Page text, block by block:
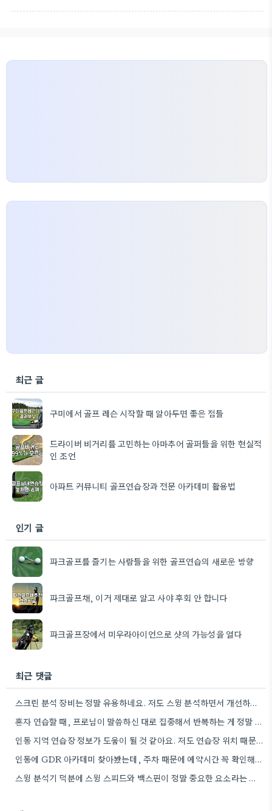
최근 글
구미에서 골프 레슨 시작할 때 알아두면 좋은 점들
드라이버 비거리를 고민하는 아마추어 골퍼들을 위한 현실적
인 조언
아파트 커뮤니티 골프연습장과 전문 아카데미 활용법
인기 글
파크골프를 즐기는 사람들을 위한 골프연습의 새로운 방향
파크골프채, 이거 제대로 알고 사야 후회 안 합니다
파크골프장에서 미우라아이언으로 샷의 가능성을 열다
최근 댓글
스크린 분석 장비는 정말 유용하네요. 저도 스윙 분석하면서 개선하는 데 도움이 많이 됐어요.
혼자 연습할 때, 프로님이 말씀하신 대로 집중해서 반복하는 게 정말 중요하네요. 연습량이 많다고 해서 무조건…
인동 지역 연습장 정보가 도움이 될 것 같아요. 저도 연습장 위치 때문에 고민이 많았거든요.
인동에 GDR 아카데미 찾아봤는데, 주차 때문에 예약시간 꼭 확인해야겠네요.
스윙 분석기 덕분에 스윙 스피드와 백스핀이 정말 중요한 요소라는 걸 알게 되네요. 팁 하나 더…